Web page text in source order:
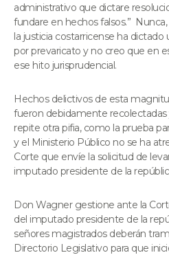
administrativo que dictare
fundare en hechos falsos.”
la justicia costarricense ha
por prevaricato y no creo que en
ese hito jurisprudencial.
Hechos delictivos de esta
fueron debidamente recolectadas
repite otra pifia, como la prueba
y el Ministerio Público no se ha
Corte que envíe la solicitud de
imputado presidente de la
Don Wagner gestione ante la
del imputado presidente de la
señores magistrados deberán
Directorio Legislativo para que